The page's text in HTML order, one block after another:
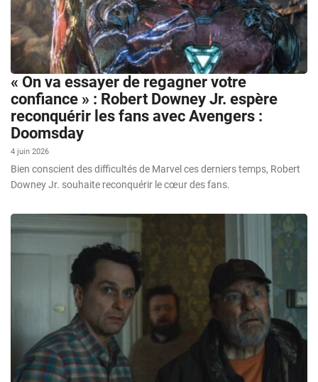
« On va essayer de regagner votre
confiance » : Robert Downey Jr. espère
reconquérir les fans avec Avengers :
Doomsday
4 juin 2026
Bien conscient des difficultés de Marvel ces derniers temps, Robert
Downey Jr. souhaite reconquérir le cœur des fans.